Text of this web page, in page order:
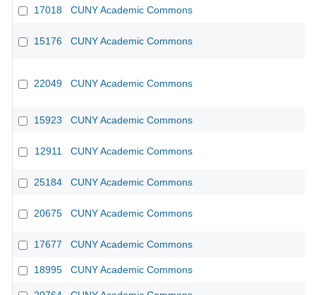
17018 CUNY Academic Commons
15176 CUNY Academic Commons
22049 CUNY Academic Commons
15923 CUNY Academic Commons
12911 CUNY Academic Commons
25184 CUNY Academic Commons
20675 CUNY Academic Commons
17677 CUNY Academic Commons
18995 CUNY Academic Commons